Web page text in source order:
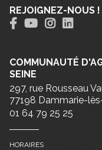
REJOIGNEZ-NOUS !
COMMUNAUTÉ
SEINE
297, rue Rousseau
77198 Dammarie-
01 64 79 25 25
HORAIRES